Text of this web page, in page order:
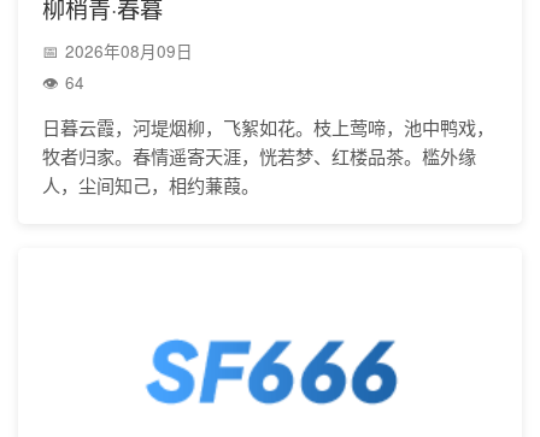
柳梢青·春暮
2026年08月09日
64
日暮云霞，河堤烟柳，飞絮如花。枝上莺啼，池中鸭戏，
牧者归家。春情遥寄天涯，恍若梦、红楼品茶。槛外缘
人，尘间知己，相约蒹葭。